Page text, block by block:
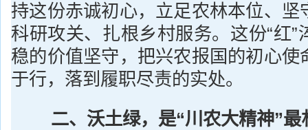
持这份赤诚初心，立足农林本位、坚
科研攻关、扎根乡村服务。这份“红”
稳的价值坚守，把兴农报国的初心使
于行，落到履职尽责的实处。
二、沃土绿，是“川农大精神”